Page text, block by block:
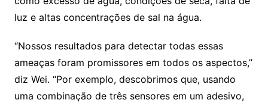
luz e altas concentrações de sal na água.
“Nossos resultados para detectar todas essas
ameaças foram promissores em todos os aspectos,”
diz Wei. “Por exemplo, descobrimos que, usando
uma combinação de três sensores em um adesivo,